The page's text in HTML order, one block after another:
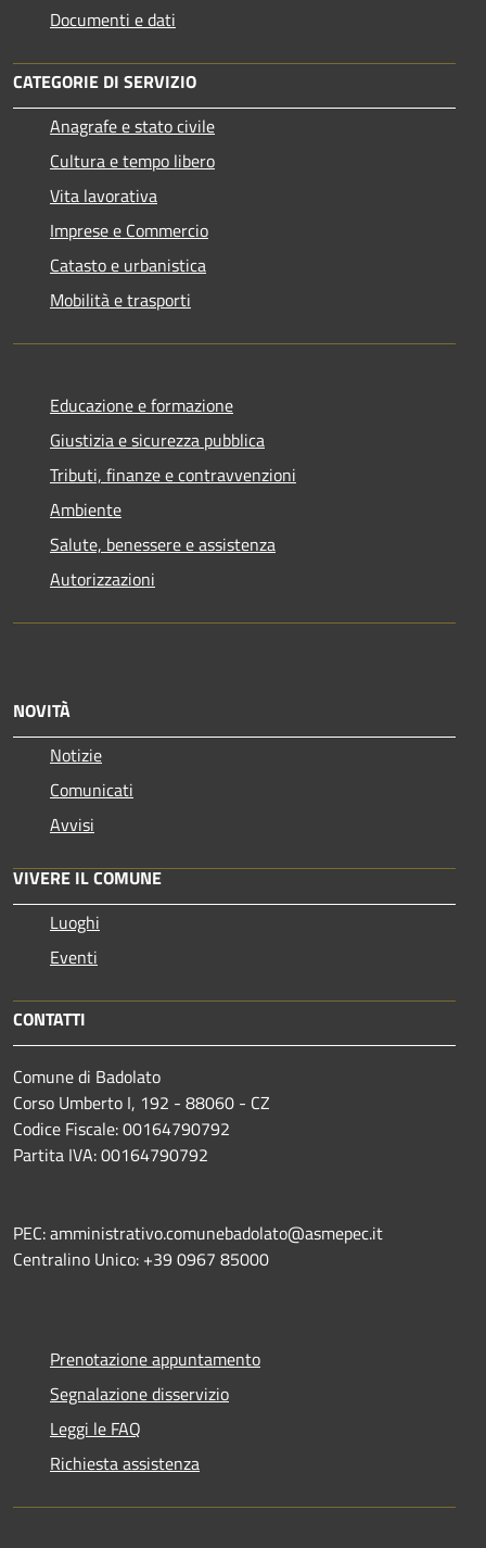
Documenti e dati
CATEGORIE DI SERVIZIO
Anagrafe e stato civile
Cultura e tempo libero
Vita lavorativa
Imprese e Commercio
Catasto e urbanistica
Mobilità e trasporti
Educazione e formazione
Giustizia e sicurezza pubblica
Tributi, finanze e contravvenzioni
Ambiente
Salute, benessere e assistenza
Autorizzazioni
NOVITÀ
Notizie
Comunicati
Avvisi
VIVERE IL COMUNE
Luoghi
Eventi
CONTATTI
Comune di Badolato
Corso Umberto I, 192 - 88060 - CZ
Codice Fiscale: 00164790792
Partita IVA: 00164790792
PEC: amministrativo.comunebadolato@asmepec.it
Centralino Unico: +39 0967 85000
Prenotazione appuntamento
Segnalazione disservizio
Leggi le FAQ
Richiesta assistenza